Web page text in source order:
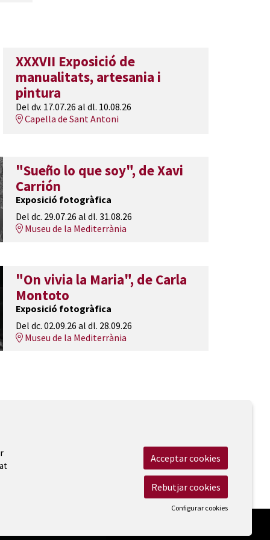
XXXVII Exposició de
manualitats, artesania i
pintura
Del dv. 17.07.26 al dl. 10.08.26
Capella de Sant Antoni
"Sueño lo que soy", de Xavi
Carrión
Exposició fotogràfica
Del dc. 29.07.26 al dl. 31.08.26
Museu de la Mediterrània
"On vivia la Maria", de Carla
Montoto
Exposició fotogràfica
Del dc. 02.09.26 al dl. 28.09.26
Museu de la Mediterrània
Accessibilitat
Acceptar cookies
Rebutjar cookies
Configurar cookies